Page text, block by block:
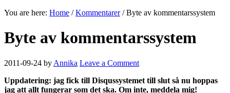
You are here: Home / Kommentarer /Byte av kommentarssystem
Byte av kommentarssystem
2011-09-24 by Annika Leave a Comment
Uppdatering: jag fick till Disqussystemet till slut så nu hoppas
jag att allt fungerar som det ska. Om inte, meddela mig!